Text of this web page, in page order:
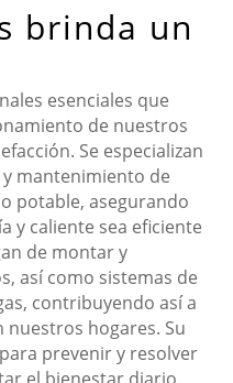
brinda un
esenciales que
de nuestros
Se especializan
mantenimiento de
potable, asegurando
y caliente sea eficiente
de montar y
así como sistemas de
contribuyendo así a
nuestros hogares. Su
prevenir y resolver